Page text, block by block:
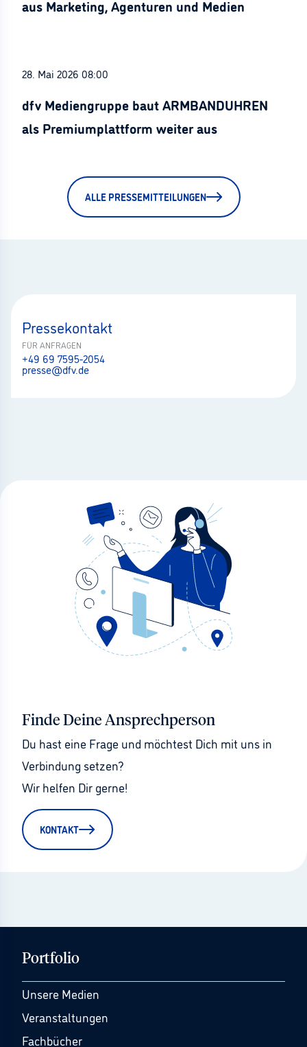
aus Marketing, Agenturen und Medien
28. Mai 2026 08:00
dfv Mediengruppe baut ARMBANDUHREN
als Premiumplattform weiter aus
ALLE PRESSEMITTEILUNGEN
Pressekontakt
FÜR ANFRAGEN
+49 69 7595-2054
presse@dfv.de
Finde Deine Ansprechperson
Du hast eine Frage und möchtest Dich mit uns in
Verbindung setzen?
Wir helfen Dir gerne!
KONTAKT
Portfolio
Unsere Medien
Veranstaltungen
Fachbücher